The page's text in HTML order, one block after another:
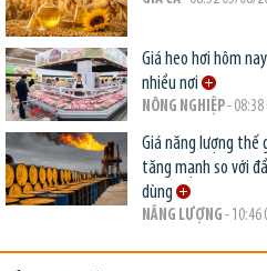
Giá heo hơi hôm
nhiều nơi
NÔNG NGHIỆP- 08:38
Giá năng lượng thế
tăng mạnh so với
dùng
NĂNG LƯỢNG - 10:46